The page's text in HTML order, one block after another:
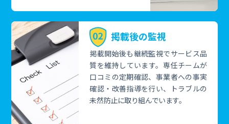
掲載後の監視
掲載開始後も継続監視でサービス品
質を維持しています。専任チームが
口コミの定期確認、事業者への事実
確認・改善指導を行い、トラブルの
未然防止に取り組んでいます。